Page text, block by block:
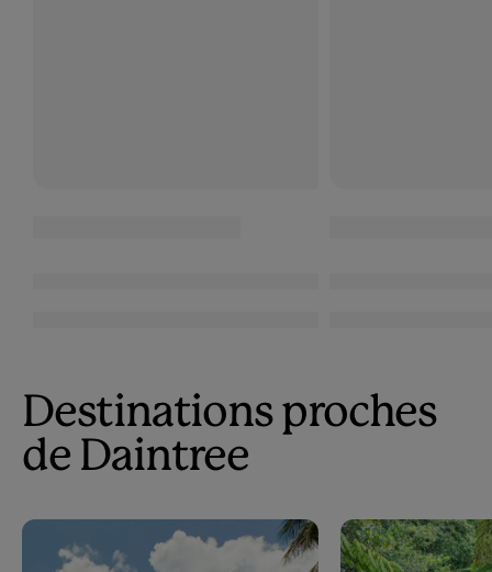
Destinations proches
de Daintree